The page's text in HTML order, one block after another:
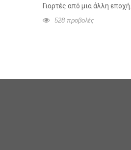
Γιορτές από μια άλλη εποχή…
528 προβολές